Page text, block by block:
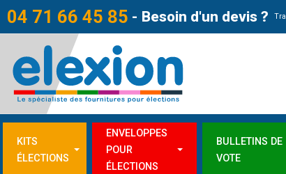
04 71 66 45 85 - Besoin d'un devis ?
KITS
ÉLECTIONS
ENVELOPPES
POUR
ÉLECTIONS
BULLETINS DE
VOTE